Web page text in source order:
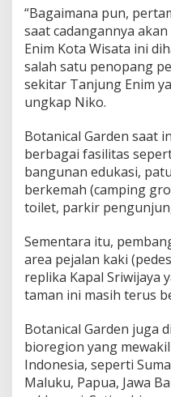
“Bagaimana pun,
saat cadangannya
Enim Kota Wisata ini
salah satu penopang
sekitar Tanjung Enim
ungkap Niko.
Botanical Garden saat
berbagai fasilitas
bangunan edukasi,
berkemah (camping
toilet, parkir
Sementara itu,
area pejalan kaki
replika Kapal Sriwijaya
taman ini masih terus
Botanical Garden juga
bioregion yang
Indonesia, seperti
Maluku, Papua, Jawa